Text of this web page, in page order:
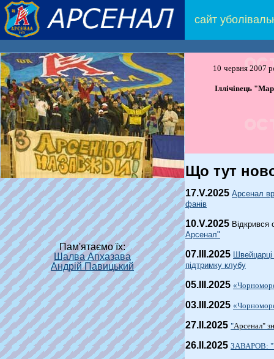
сайт
Пам'ятаємо їх:
Шалва Апхазава
Андрій Павицький
10 червня 2007
Іллічівець
Що тут
17.V.2025 Арсенал
фанів
10.V.2025 Відкрився
Арсенал"
07.III.2025
підтримку клубу
05.III.2025 «Чо
03.III.2025 «Чо
27.II.2025 "Арсенал"
26.II.2025 ЗАВАРОВ: